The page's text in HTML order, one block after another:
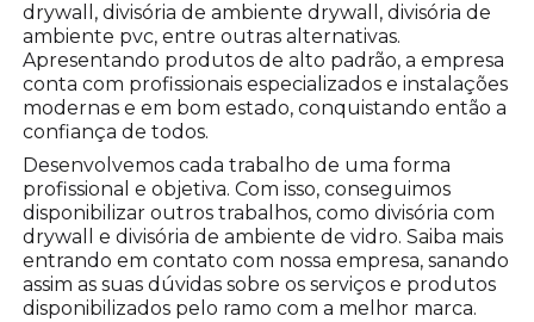
drywall, divisória de ambiente drywall, divisória de
ambiente pvc, entre outras alternativas.
Apresentando produtos de alto padrão, a empresa
conta com profissionais especializados e instalações
modernas e em bom estado, conquistando então a
confiança de todos.
Desenvolvemos cada trabalho de uma forma
profissional e objetiva. Com isso, conseguimos
disponibilizar outros trabalhos, como divisória com
drywall e divisória de ambiente de vidro. Saiba mais
entrando em contato com nossa empresa, sanando
assim as suas dúvidas sobre os serviços e produtos
disponibilizados pelo ramo com a melhor marca.